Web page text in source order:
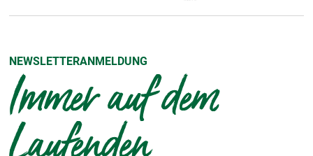
NEWSLETTERANMELDUNG
Immer auf dem